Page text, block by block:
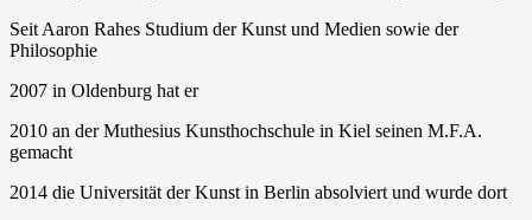
Seit Aaron Rahes Studium der Kunst und Medien sowie der
Philosophie
2007 in Oldenburg hat er
2010 an der Muthesius Kunsthochschule in Kiel seinen M.F.A.
gemacht
2014 die Universität der Kunst in Berlin absolviert und wurde dort